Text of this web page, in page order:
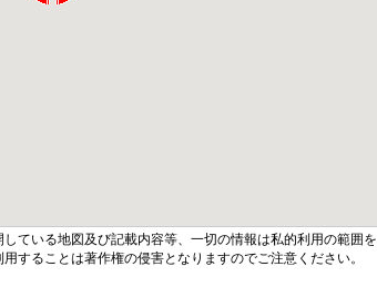
ている地図及び記載内容等、一切の情報は私的利用の範囲を
することは著作権の侵害となりますのでご注意ください。